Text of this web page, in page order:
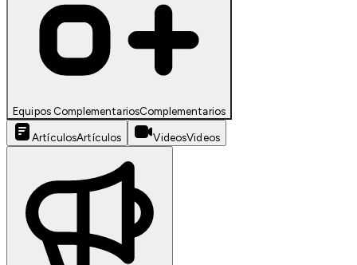
Equipos ComplementariosComplementarios
ArtículosArtículos VideosVideos